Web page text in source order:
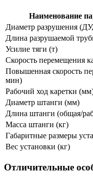
Наименование
Диаметр разрушения
Длина разрушаемой
Усилие тяги (т)
Скорость перемещения
Повышенная скорость
мин)
Рабочий ход каретки
Диаметр штанги (мм)
Длина штанги (общая/
Масса штанги (кг)
Габаритные размеры
Вес установки (кг)
Отличительные